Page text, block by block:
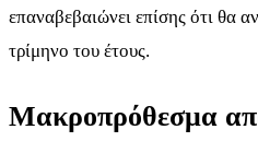
επαναβεβαιώνει επίσης ότι θα
τρίμηνο του έτους.
Μακροπρόθεσμα